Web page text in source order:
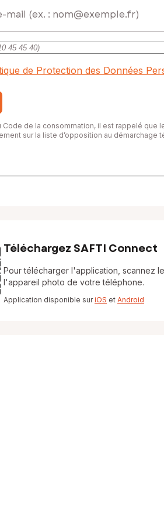
de Protection des Données
Code de la consommation, il est rappelé que
sur la liste d’opposition au démarchage
Téléchargez SAFTI Connect
Pour télécharger l'application, scannez
l'appareil photo de votre téléphone.
Application disponible suriOS et Android